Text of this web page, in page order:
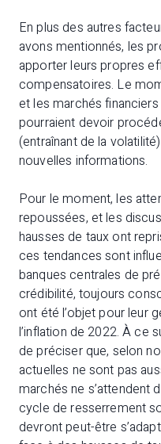
En plus des autres
avons mentionnés, les
apporter leurs propres
compensatoires. Le
et les marchés
pourraient devoir
(entraînant de la
nouvelles informations.
Pour le moment, les
repoussées, et les
hausses de taux ont
ces tendances sont
banques centrales de
crédibilité, toujours
ont été l’objet pour leur
l’inflation de 2022. À ce
de préciser que, selon
actuelles ne sont pas
marchés ne s’attendent
cycle de resserrement
devront peut-être